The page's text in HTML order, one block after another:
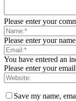
Please enter your
Please enter your
You have entered an
Please enter your
Save my name,